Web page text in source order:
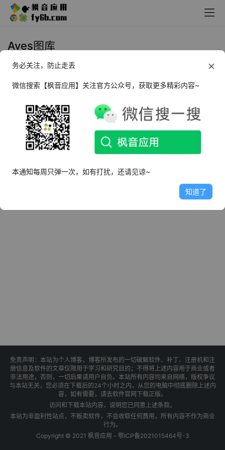
Aves图库
2022年4月22日
免责声明：本站为个人博客，博客所发布的一切破解软件、补丁、注册机和注
册信息及软件的文章仅限用于学习和研究目的；不得将上述内容用于商业或者
非法用途，否则，一切后果请用户自负。本站所有内容均来自网络，版权争议
与本站无关，您必须在下载后的24个小时之内，从您的电脑中彻底删除上述内
容，如有需要，请去软件官网下载正版。
访问和下载本站内容，说明您已同意上述条款。
本站为非盈利性站点，不贩卖软件，不会收取任何费用，所有内容不作为商业
行为。
Copyright © 2021 枫音应用 - 鄂ICP备2021015464号-3
务必关注，防止走丢
微信搜索【枫音应用】关注官方公众号，获取更多精彩内容~
本通知每周只弹一次，如有打扰，还请见谅~
知道了